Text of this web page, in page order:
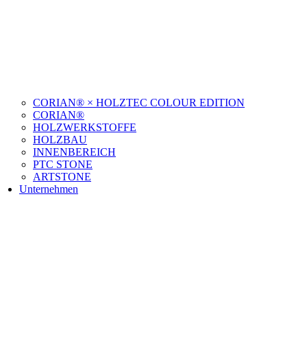
CORIAN® × HOLZTEC COLOUR EDITION
CORIAN®
HOLZWERKSTOFFE
HOLZBAU
INNENBEREICH
PTC STONE
ARTSTONE
Unternehmen